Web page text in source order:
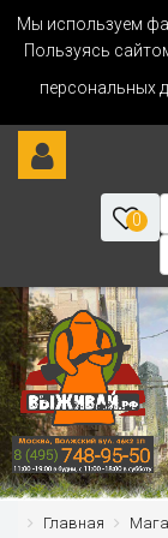
Мы используем
Пользуясь
персональных
0
Главная